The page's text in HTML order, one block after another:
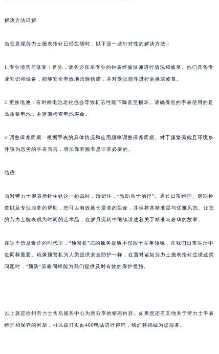
解决方法详解
当您发现劳力士腕表指针已经生锈时，以下是一些针对性的解决方法：
1.专业清洗与修复：首先，请务必联系专业的钟表维修技师进行清洗和修复。他们具备专
业知识和设备，能够安全有效地清除锈迹，并对受损部件进行更换或修复。
2.更换电池：有时候电池老化也会导致机芯性能下降甚至损坏。请确保您的手表使用的是
高质量电池，并定期检查电池寿命。
3.调整保养周期：根据手表的具体情况和使用频率调整保养周期。对于频繁佩戴且环境条
件较为恶劣的手表而言，增加保养频率是非常必要的。
结语
面对劳力士腕表指针生锈这一挑战时，请记住，“预防胜于治疗”。通过日常维护、定期检
查以及专业服务的帮助，您可以有效延长爱表的生命，并保持其精准度与优雅风范。让您
的劳力士腕表成为时间的艺术品，在岁月流转中继续讲述着关于精准与奢华的故事。
在这个信息爆炸的时代里，“预警机”式的服务提醒不仅限于军事领域，在我们日常生活中
也同样重要。就像预警机为人类提供安全防护一样，在面对诸如劳力士腕表指针生锈这类
问题时，“预防”策略同样能为我们提供及时有效的保护措施。
以上就是徐州劳力士售后服务中心为您分享的精彩内容。如果您还有其他关于劳力士手表
维护和保养的问题，可以拨打页面400电话进行咨询，我们将竭诚为您服务。